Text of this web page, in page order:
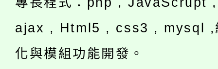
ajax , Html5 , css3 , mysql ,
化與模組功能開發。